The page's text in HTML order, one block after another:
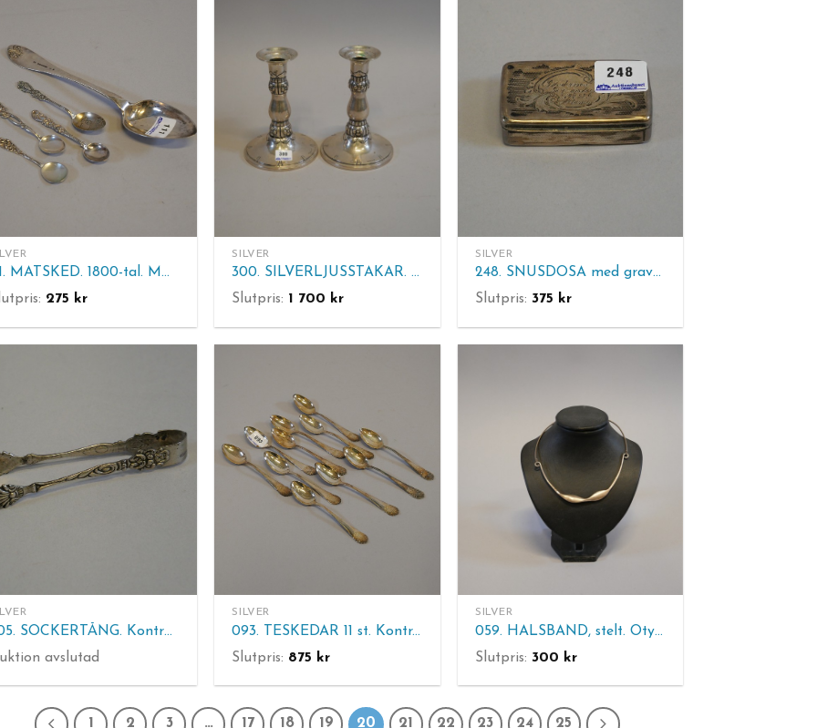
111. MATSKED. 1800-tal. MOCCASKEDAR 4 st. Vikt 60 gram.
275 kr
SILVER
300. SILVERLJUSSTAKAR. 1 par. Höjd: 17,3 cm. Bruttovikt: 660 g.
Slutpris: 1 700 kr
SILVER
248. SNUSDOSA med gravyr. Silver. L: 7,5 cm.
Slutpris: 375 kr
305. SOCKERTÅNG. Kontrollerat silver, 15 g.
avslutad
SILVER
093. TESKEDAR 11 st. Kontr.S. Vikt 144 gram.
Slutpris: 875 kr
SILVER
059. HALSBAND, stelt. Otydbar signatur. Kontr.S.
Slutpris: 300 kr
1 2 3 … 17 18 19 20 21 22 23 24 25